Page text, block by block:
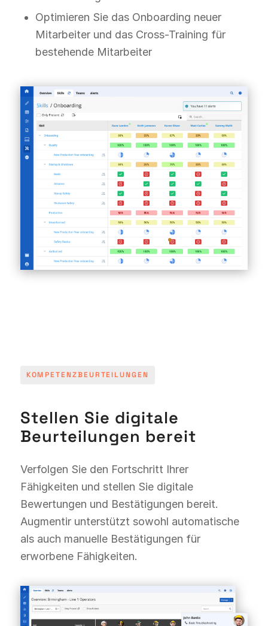
Optimieren Sie das Onboarding neuer
Mitarbeiter und das Cross-Training für
bestehende Mitarbeiter
KOMPETENZBEURTEILUNGEN
Stellen Sie digitale
Beurteilungen bereit
Verfolgen Sie den Fortschritt Ihrer
Fähigkeiten und stellen Sie digitale
Bewertungen und Bestätigungen bereit.
Augmentir unterstützt sowohl automatische
als auch manuelle Bestätigungen für
erworbene Fähigkeiten.